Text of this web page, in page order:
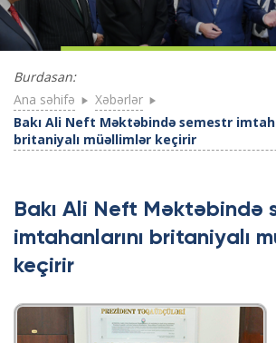
Burdasan:
Ana səhifə
Xəbərlər
Bakı Ali Neft Məktəbində semestr
britaniyalı müəllimlər keçirir
Bakı Ali Neft Məktəbində
imtahanlarını britaniyalı
keçirir